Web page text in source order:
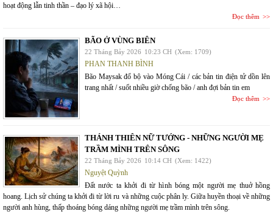
hoạt động lẫn tinh thần – đạo lý xã hội…
Đọc thêm
BÃO Ở VÙNG BIÊN
22 Tháng Bảy 2026 10:23 CH (Xem: 1709)
PHAN THANH BÌNH
Bão Maysak đổ bộ vào Móng Cái / các bản tin điện tử dồn lên
trang nhất / suốt nhiều giờ chống bão / anh đợi bản tin em
Đọc thêm
THÁNH THIÊN NỮ TƯỚNG - NHỮNG NGƯỜI MẸ
TRẦM MÌNH TRÊN SÔNG
22 Tháng Bảy 2026 10:14 CH (Xem: 1422)
Nguyệt Quỳnh
Đất nước ta khởi đi từ hình bóng một người mẹ thuở hồng
hoang. Lịch sử chúng ta khởi đi từ lời ru và những cuộc phân ly. Giữa huyền thoại về những
người anh hùng, thấp thoáng bóng dáng những người mẹ trầm mình trên sông.